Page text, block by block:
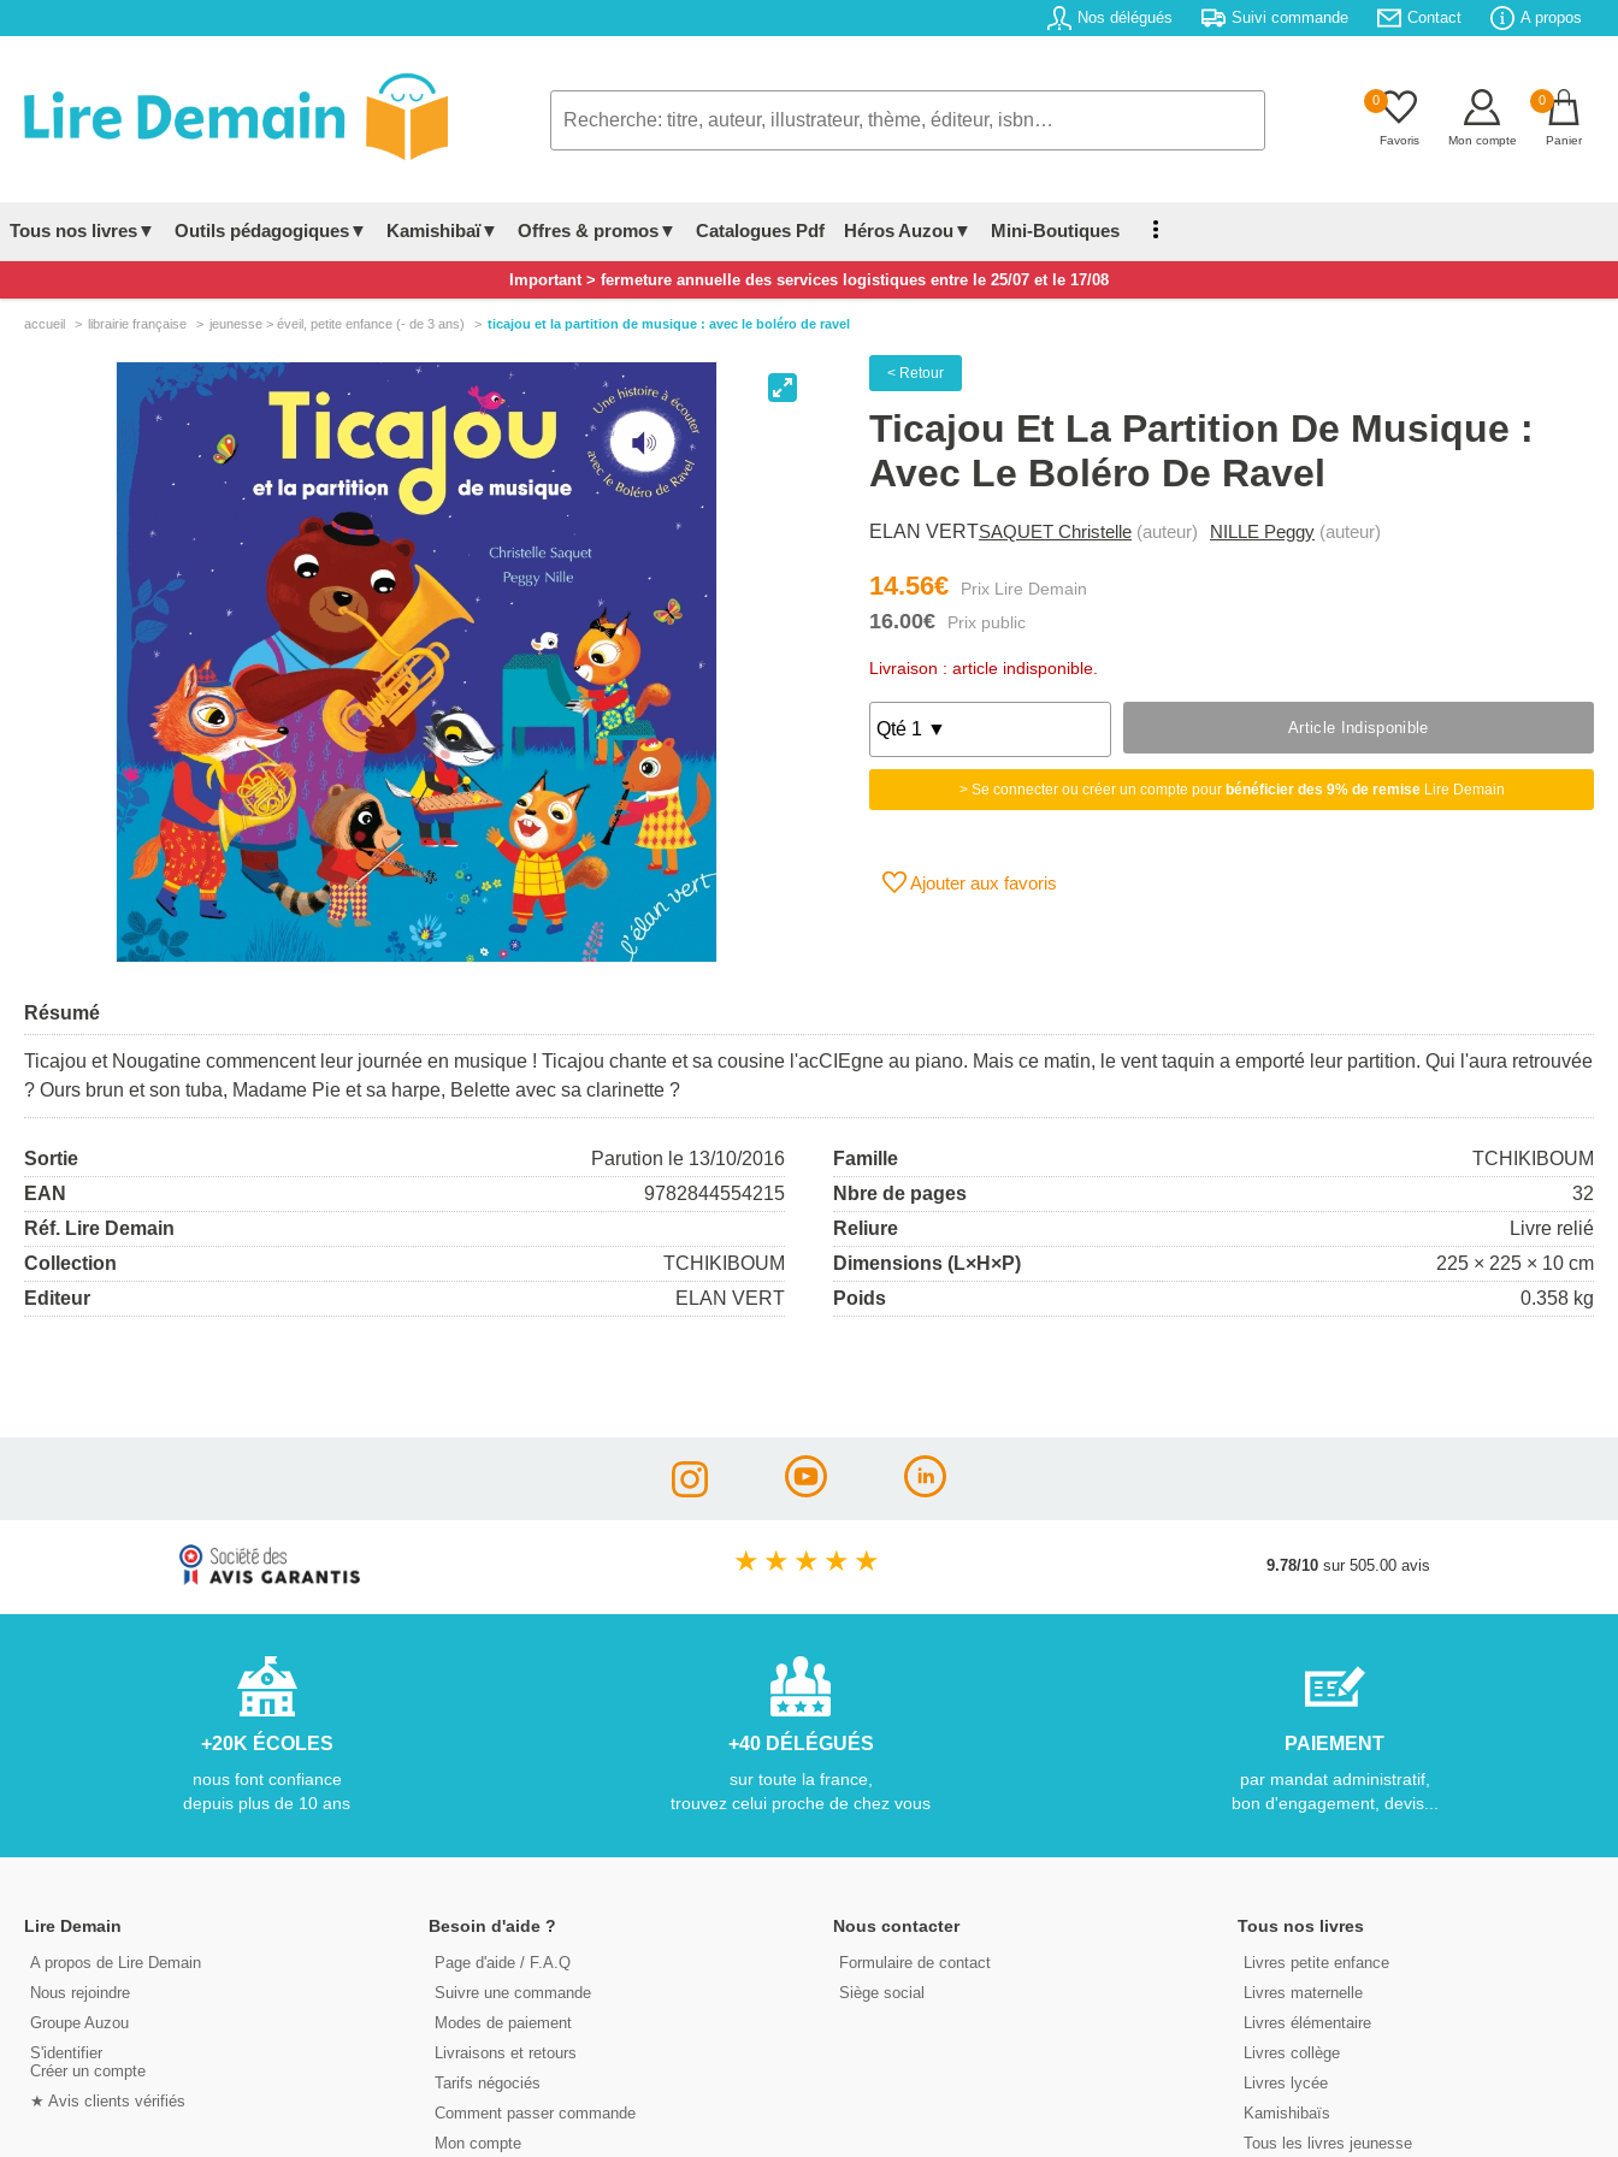
Nos délégués Suivi commande Contact A propos
0
Favoris Mon compte
0
Panier
Tous nos livres▼ Outils pédagogiques▼ Kamishibaï▼ Offres & promos▼ Catalogues Pdf Héros Auzou▼ Mini-Boutiques
Important > fermeture annuelle des services logistiques entre le 25/07 et le 17/08
accueil librairie française jeunesse > éveil, petite enfance (- de 3 ans) ticajou et la partition de musique : avec le boléro de ravel
< Retour
Ticajou Et La Partition De Musique :
Avec Le Boléro De Ravel
ELAN VERTSAQUET Christelle (auteur) NILLE Peggy (auteur)
14.56€
16.00€
Livraison : article indisponible.
Article Indisponible
> Se connecter ou créer un compte pour bénéficier des 9% de remiseLire Demain
Ajouter aux favoris
Résumé
Ticajou et Nougatine commencent leur journée en musique ! Ticajou chante et sa cousine l'acCIEgne au piano. Mais ce matin, le vent taquin a emporté leur partition. Qui l'aura retrouvée
? Ours brun et son tuba, Madame Pie et sa harpe, Belette avec sa clarinette ?
Sortie
Parution le 13/10/2016
EAN
9782844554215
Réf. Lire Demain
Collection
TCHIKIBOUM
Editeur
ELAN VERT
Famille
TCHIKIBOUM
Nbre de pages
32
Reliure
Livre relié
Dimensions (L×H×P)
225 × 225 × 10 cm
Poids
0.358 kg
★ ★ ★ ★ ★ 9.78/10sur 505.00 avis
+20K ÉCOLES
nous font confiance
depuis plus de 10 ans
+40 DÉLÉGUÉS
sur toute la france,
trouvez celui proche de chez vous
PAIEMENT
par mandat administratif,
bon d'engagement, devis...
Lire Demain
A propos de Lire Demain
Nous rejoindre
Groupe Auzou
S'identifier
Créer un compte
★ Avis clients vérifiés
Besoin d'aide ?
Page d'aide / F.A.Q
Suivre une commande
Modes de paiement
Livraisons et retours
Tarifs négociés
Comment passer commande
Mon compte
Nous contacter
Formulaire de contact
Siège social
Tous nos livres
Livres petite enfance
Livres maternelle
Livres élémentaire
Livres collège
Livres lycée
Kamishibaïs
Tous les livres jeunesse